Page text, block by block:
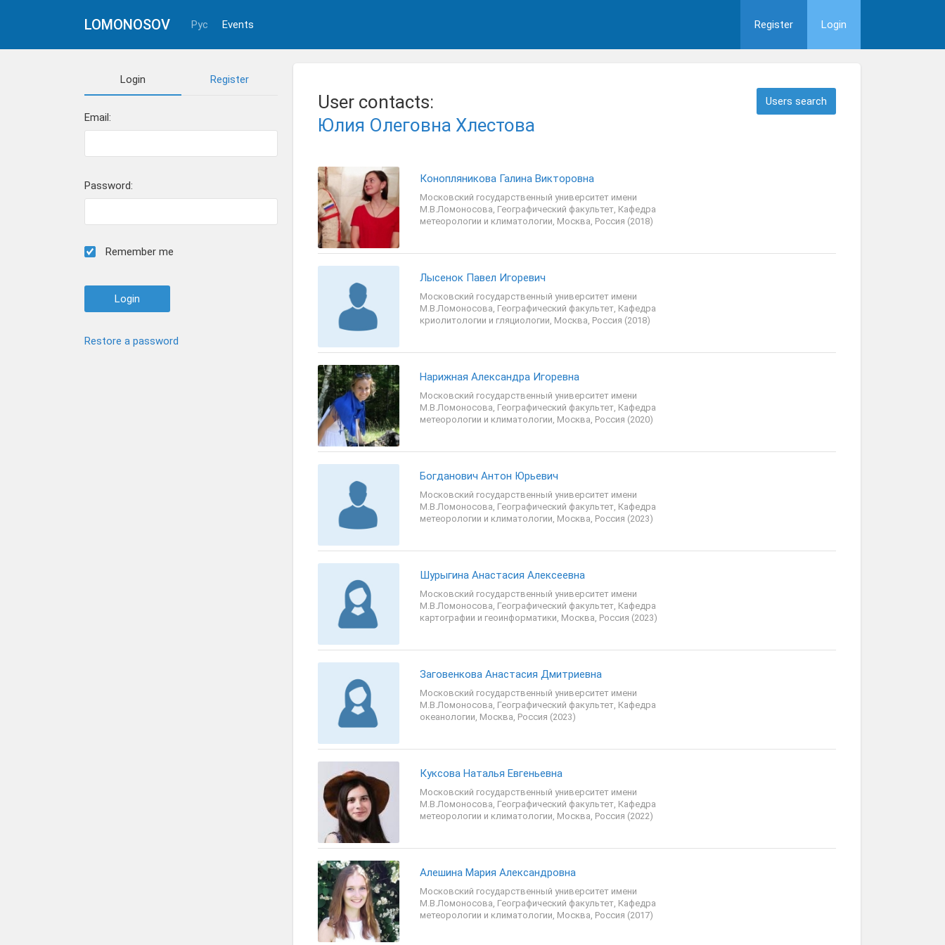
LOMONOSOV Рус Events Register Login
Login Register
Email:
Password:
Remember me
Restore a password
User contacts:
Юлия Олеговна Хлестова
Users search
Конопляникова Галина Викторовна
Московский государственный университет имени
М.В.Ломоносова, Географический факультет, Кафедра
метеорологии и климатологии, Москва, Россия (2018)
Лысенок Павел Игоревич
Московский государственный университет имени
М.В.Ломоносова, Географический факультет, Кафедра
криолитологии и гляциологии, Москва, Россия (2018)
Нарижная Александра Игоревна
Московский государственный университет имени
М.В.Ломоносова, Географический факультет, Кафедра
метеорологии и климатологии, Москва, Россия (2020)
Богданович Антон Юрьевич
Московский государственный университет имени
М.В.Ломоносова, Географический факультет, Кафедра
метеорологии и климатологии, Москва, Россия (2023)
Шурыгина Анастасия Алексеевна
Московский государственный университет имени
М.В.Ломоносова, Географический факультет, Кафедра
картографии и геоинформатики, Москва, Россия (2023)
Заговенкова Анастасия Дмитриевна
Московский государственный университет имени
М.В.Ломоносова, Географический факультет, Кафедра
океанологии, Москва, Россия (2023)
Куксова Наталья Евгеньевна
Московский государственный университет имени
М.В.Ломоносова, Географический факультет, Кафедра
метеорологии и климатологии, Москва, Россия (2022)
Алешина Мария Александровна
Московский государственный университет имени
М.В.Ломоносова, Географический факультет, Кафедра
метеорологии и климатологии, Москва, Россия (2017)